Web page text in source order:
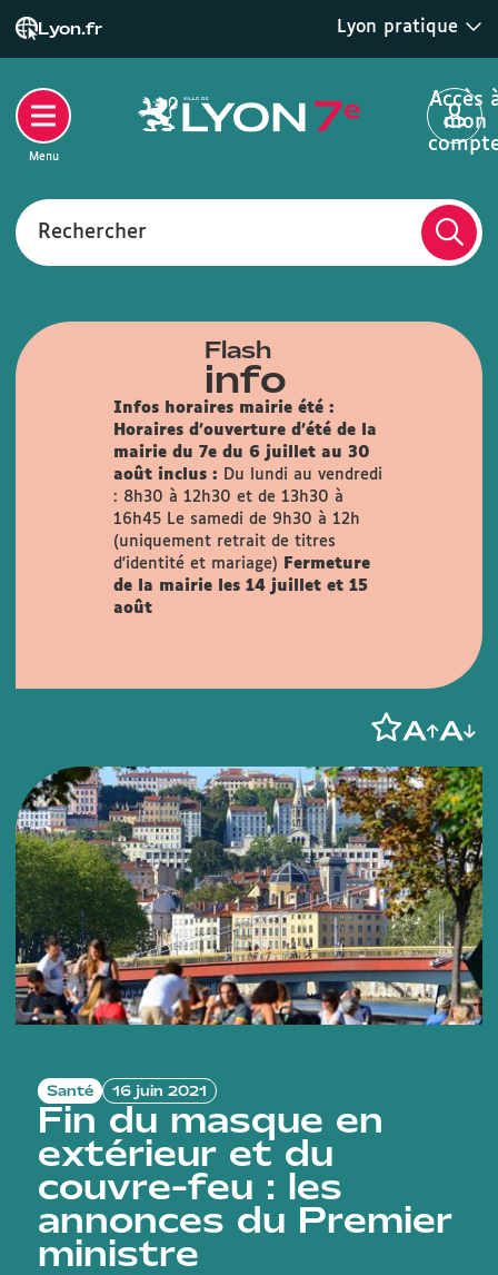
Lyon.fr Lyon pratique
Rechercher
Accès
mon
Menu
Flash
info
Infos horaires mairie été :
Horaires d'ouverture d'été de la
mairie du 7e du 6 juillet au 30
août inclus :
Du lundi au vendredi
: 8h30 à 12h30 et de 13h30 à
16h45
Le samedi de 9h30 à 12h
(uniquement retrait de titres
d'identité et mariage)
Fermeture
de la mairie les 14 juillet et 15
août
Santé 16 juin 2021
Fin du masque en
extérieur et du
couvre-feu : les
annonces du Premier
ministre